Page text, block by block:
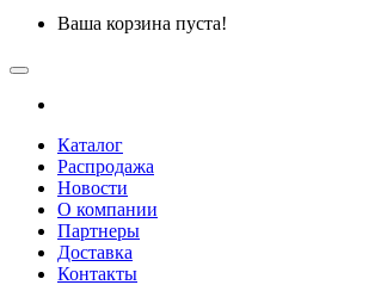
Ваша корзина пуста!
Каталог
Распродажа
Новости
О компании
Партнеры
Доставка
Контакты